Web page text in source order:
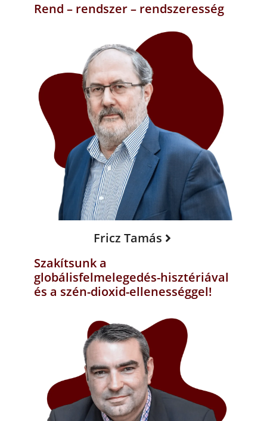
Rend – rendszer – rendszeresség
Fricz Tamás
Szakítsunk a
globálisfelmelegedés-hisztériával
és a szén-dioxid-ellenességgel!